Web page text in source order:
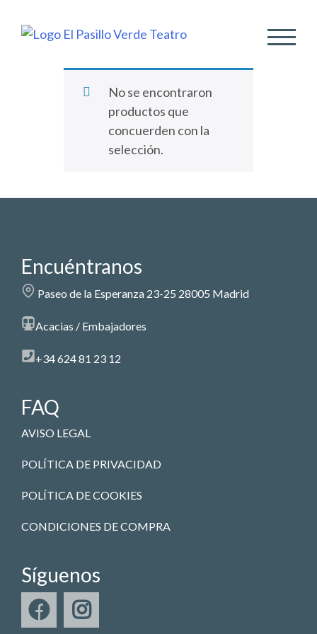
No se encontraron
productos que
concuerden con la
selección.
Encuéntranos
Paseo de la Esperanza 23-25 28005 Madrid
Acacias / Embajadores
+34 624 81 23 12
FAQ
AVISO LEGAL
POLÍTICA DE PRIVACIDAD
POLÍTICA DE COOKIES
CONDICIONES DE COMPRA
Síguenos